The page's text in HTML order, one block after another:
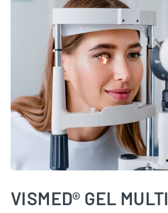
VISMED® GEL MULTI